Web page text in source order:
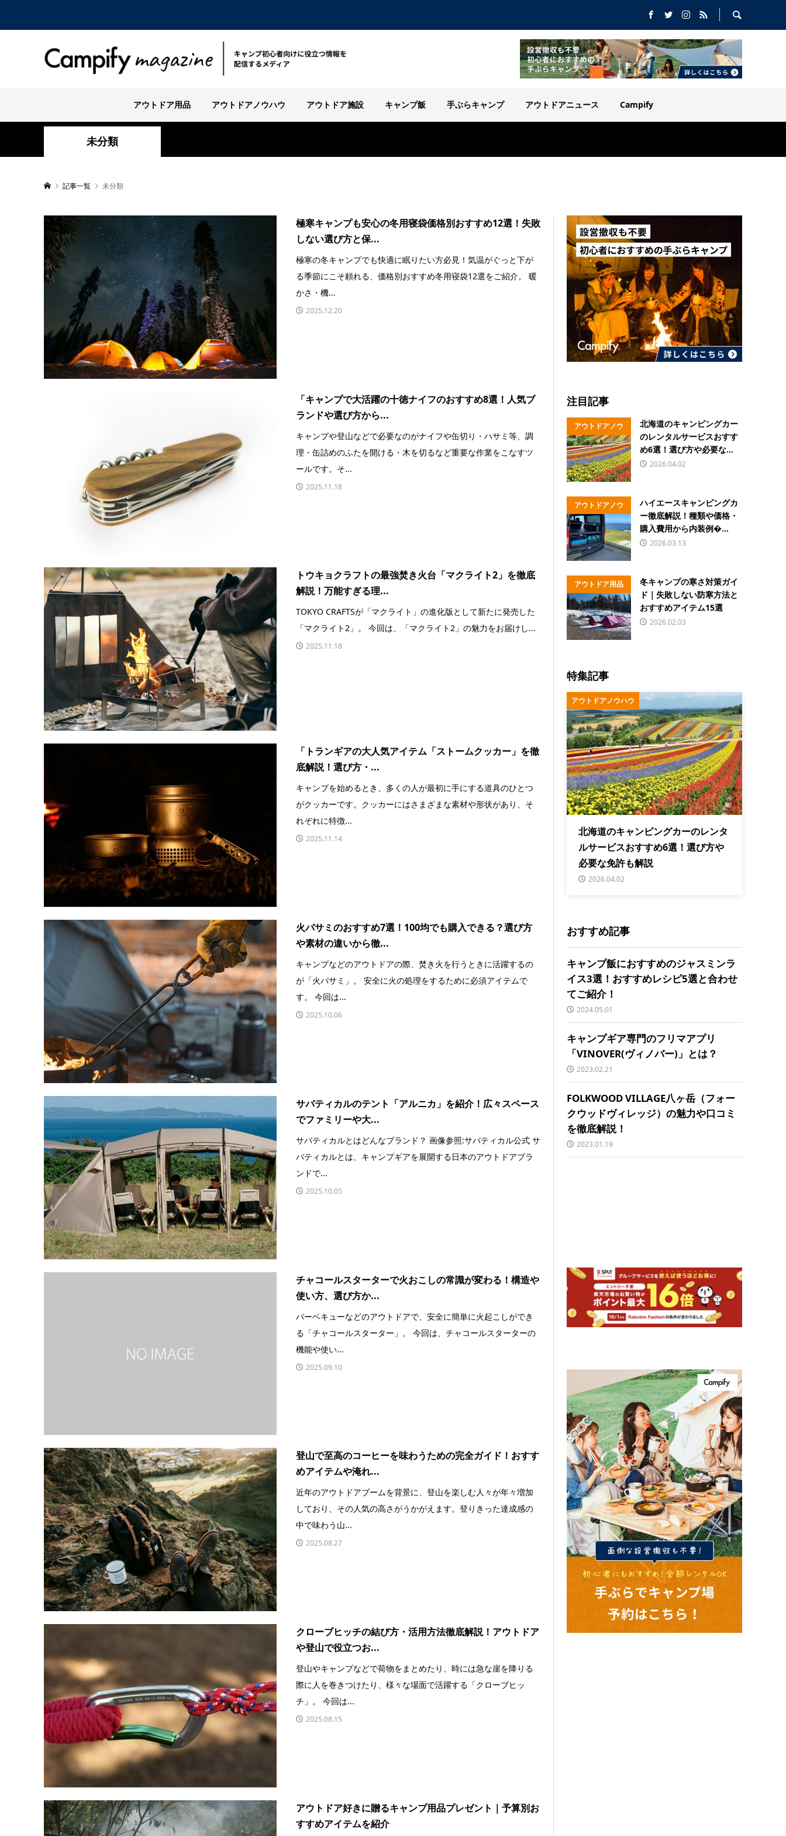
アウトドア用品 アウトドアノウハウ アウトドア施設 キャンプ飯 手ぶらキャンプ アウトドアニュース Campify
未分類
記事一覧 未分類
極寒キャンプも安心の冬用寝袋価格別おすすめ12選！失敗
しない選び方と保...
極寒の冬キャンプでも快適に眠りたい方必見！気温がぐっと下が
る季節にこそ頼れる、価格別おすすめ冬用寝袋12選をご紹介。 暖
かさ・機...
2025.12.20
「キャンプで大活躍の十徳ナイフのおすすめ8選！人気ブ
ランドや選び方から...
キャンプや登山などで必要なのがナイフや缶切り・ハサミ等、調
理・缶詰めのふたを開ける・木を切るなど重要な作業をこなすツ
ールです。そ...
2025.11.18
トウキョクラフトの最強焚き火台「マクライト2」を徹底
解説！万能すぎる理...
TOKYO CRAFTSが「マクライト」の進化版として新たに発売した
「マクライト2」。 今回は、「マクライト2」の魅力をお届けし...
2025.11.18
「トランギアの大人気アイテム「ストームクッカー」を徹
底解説！選び方・...
キャンプを始めるとき、多くの人が最初に手にする道具のひとつ
がクッカーです。クッカーにはさまざまな素材や形状があり、そ
れぞれに特徴...
2025.11.14
火バサミのおすすめ7選！100均でも購入できる？選び方
や素材の違いから徹...
キャンプなどのアウトドアの際、焚き火を行うときに活躍するの
が「火バサミ」。 安全に火の処理をするために必須アイテムで
す。 今回は...
2025.10.06
サバティカルのテント「アルニカ」を紹介！広々スペース
でファミリーや大...
サバティカルとはどんなブランド？ 画像参照:サバティカル公式 サ
バティカルとは、キャンプギアを展開する日本のアウトドアブラ
ンドで...
2025.10.05
チャコールスターターで火おこしの常識が変わる！構造や
使い方、選び方か...
バーベキューなどのアウトドアで、安全に簡単に火起こしができ
る「チャコールスターター」。 今回は、チャコールスターターの
機能や使い...
2025.09.10
登山で至高のコーヒーを味わうための完全ガイド！おすす
めアイテムや淹れ...
近年のアウトドアブームを背景に、登山を楽しむ人々が年々増加
しており、その人気の高さがうかがえます。登りきった達成感の
中で味わう山...
2025.08.27
クローブヒッチの結び方・活用方法徹底解説！アウトドア
や登山で役立つお...
登山やキャンプなどで荷物をまとめたり、時には急な崖を降りる
際に人を巻きつけたり、様々な場面で活躍する「クローブヒッ
チ」。 今回は...
2025.08.15
アウトドア好きに贈るキャンプ用品プレゼント｜予算別お
すすめアイテムを紹介
注目記事
アウトドアノウ
ハウ
北海道のキャンピングカー
のレンタルサービスおすす
め6選！選び方や必要な...
2026.04.02
アウトドアノウ
ハウ
ハイエースキャンピングカ
ー徹底解説！種類や価格・
購入費用から内装例�...
2026.03.13
アウトドア用品
冬キャンプの寒さ対策ガイ
ド｜失敗しない防寒方法と
おすすめアイテム15選
2026.02.03
特集記事
アウトドアノウハウ
北海道のキャンピングカーのレンタ
ルサービスおすすめ6選！選び方や
必要な免許も解説
2026.04.02
おすすめ記事
キャンプ飯におすすめのジャスミンラ
イス3選！おすすめレシピ5選と合わせ
てご紹介！
2024.05.01
キャンプギア専門のフリマアプリ
「VINOVER(ヴィノバー)」とは？
2023.02.21
FOLKWOOD VILLAGE八ヶ岳（フォー
クウッドヴィレッジ）の魅力や口コミ
を徹底解説！
2023.01.19